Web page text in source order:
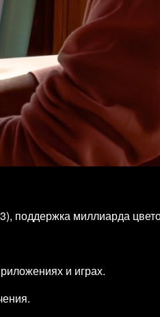
поддержка миллиарда
и играх.